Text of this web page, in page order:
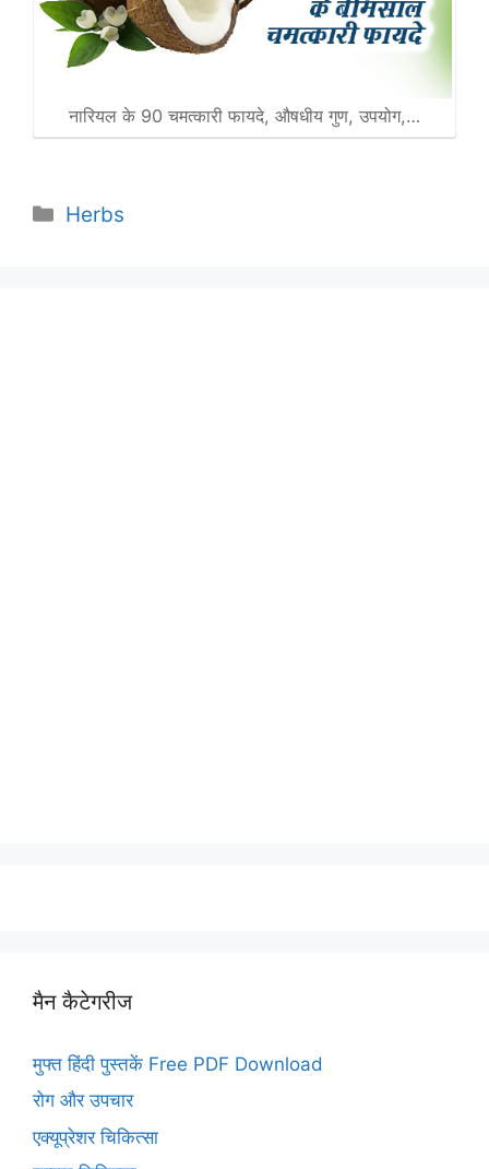
नारियल के 90 चमत्कारी फायदे, औषधीय गुण, उपयोग,…
Categories
Herbs
मैन कैटेगरीज
मुफ्त हिंदी पुस्तकें Free PDF Download
रोग और उपचार
एक्यूप्रेशर चिकित्सा